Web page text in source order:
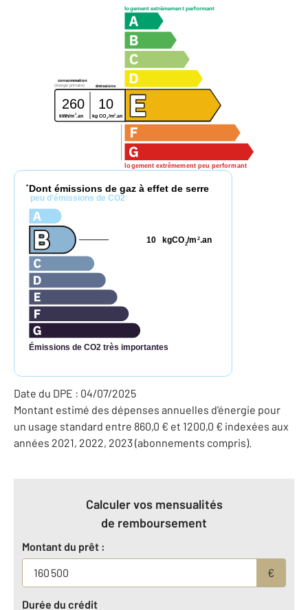
logement extrêmement performant
logement extrêmement peu performant
consommation
émissions
(énergie primaire)
260 10
kWh/m2.an kg CO2/m2 .an
* Dont émissions de gaz à effet de serre
peu d'émissions de CO2
Émissions de CO2 très importantes
kgCO2/m 2.an
10
Date du DPE : 04/07/2025
Montant estimé des dépenses annuelles d'énergie pour
un usage standard entre 860,0 € et 1200,0 € indexées aux
années 2021, 2022, 2023 (abonnements compris).
Calculer vos mensualités
de remboursement
Montant du prêt :
€
Durée du crédit